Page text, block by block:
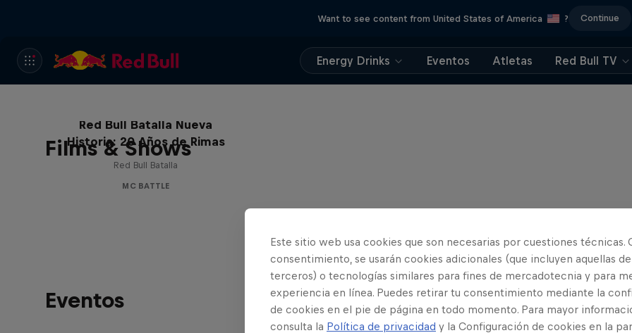
Want to see content from United States of America ? Continue
Energy Drinks Eventos Atletas Red Bull TV
Films & Shows
Red Bull Batalla Nueva
Historia: 20 Años de Rimas
Red Bull Batalla
MC BATTLE
Eventos
Este sitio web usa cookies que son necesarias por cuestiones técnicas.
consentimiento, se usarán cookies adicionales (que incluyen aquellas de
terceros) o tecnologías similares para fines de mercadotecnia y para
experiencia en línea. Puedes retirar tu consentimiento mediante la
de cookies en el pie de página en todo momento. Para mayor
consulta la Política de privacidad y la Configuración de cookies en la